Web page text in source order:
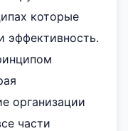
которые
эффективность.
организации
части